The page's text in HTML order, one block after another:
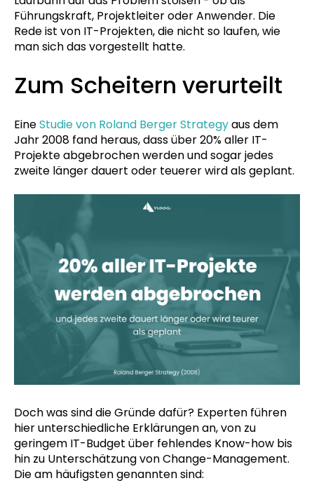
Führungskraft, Projektleiter oder Anwender. Die
Rede ist von IT-Projekten, die nicht so laufen, wie
man sich das vorgestellt hatte.
Zum Scheitern verurteilt
EineStudie von Roland Berger Strategyaus dem
Jahr 2008 fand heraus, dass über 20% aller IT-
Projekte abgebrochen werden und sogar jedes
zweite länger dauert oder teuerer wird als geplant.
Doch was sind die Gründe dafür? Experten führen
hier unterschiedliche Erklärungen an, von zu
geringem IT-Budget über fehlendes Know-how bis
hin zu Unterschätzung von Change-Management.
Die am häufigsten genannten sind: